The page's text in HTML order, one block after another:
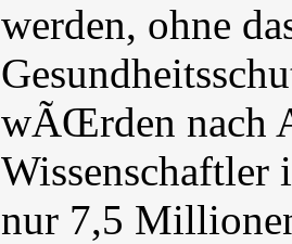
werden, ohne
wÃŒrden nach
Wissenschaftler
nur 7,5